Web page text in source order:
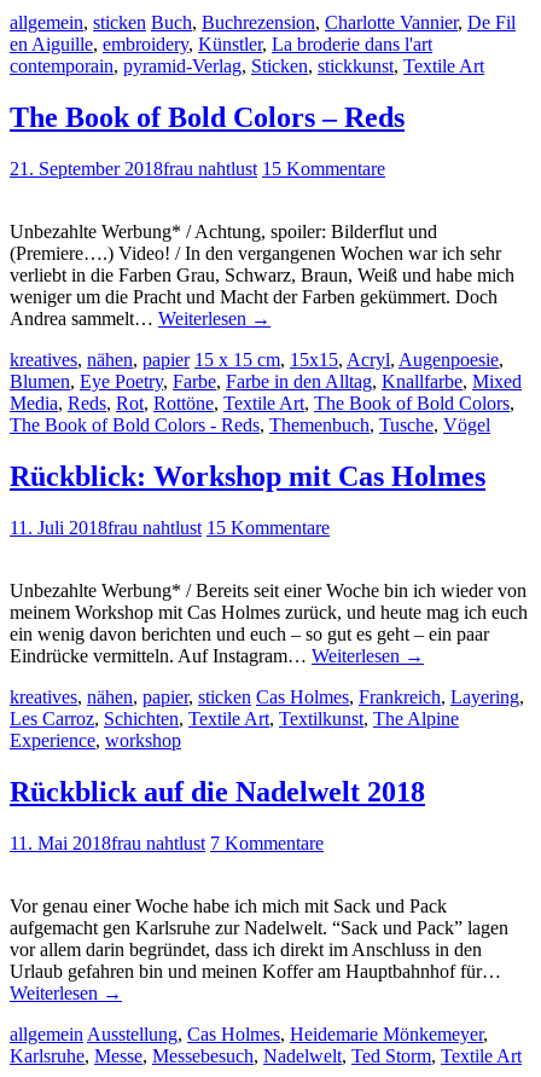
allgemein, sticken Buch, Buchrezension, Charlotte Vannier, De Fil
en Aiguille, embroidery, Künstler, La broderie dans l'art
contemporain, pyramid-Verlag, Sticken, stickkunst, Textile Art
The Book of Bold Colors – Reds
21. September 2018frau nahtlust 15 Kommentare
Unbezahlte Werbung* / Achtung, spoiler: Bilderflut und
(Premiere….) Video! / In den vergangenen Wochen war ich sehr
verliebt in die Farben Grau, Schwarz, Braun, Weiß und habe mich
weniger um die Pracht und Macht der Farben gekümmert. Doch
Andrea sammelt… Weiterlesen →
kreatives, nähen, papier 15 x 15 cm, 15x15, Acryl, Augenpoesie,
Blumen, Eye Poetry, Farbe, Farbe in den Alltag, Knallfarbe, Mixed
Media, Reds, Rot, Rottöne, Textile Art, The Book of Bold Colors,
The Book of Bold Colors - Reds, Themenbuch, Tusche, Vögel
Rückblick: Workshop mit Cas Holmes
11. Juli 2018frau nahtlust 15 Kommentare
Unbezahlte Werbung* / Bereits seit einer Woche bin ich wieder von
meinem Workshop mit Cas Holmes zurück, und heute mag ich euch
ein wenig davon berichten und euch – so gut es geht – ein paar
Eindrücke vermitteln. Auf Instagram… Weiterlesen →
kreatives, nähen, papier, sticken Cas Holmes, Frankreich, Layering,
Les Carroz, Schichten, Textile Art, Textilkunst, The Alpine
Experience, workshop
Rückblick auf die Nadelwelt 2018
11. Mai 2018frau nahtlust 7 Kommentare
Vor genau einer Woche habe ich mich mit Sack und Pack
aufgemacht gen Karlsruhe zur Nadelwelt. “Sack und Pack” lagen
vor allem darin begründet, dass ich direkt im Anschluss in den
Urlaub gefahren bin und meinen Koffer am Hauptbahnhof für…
Weiterlesen →
allgemein Ausstellung, Cas Holmes, Heidemarie Mönkemeyer,
Karlsruhe, Messe, Messebesuch, Nadelwelt, Ted Storm, Textile Art